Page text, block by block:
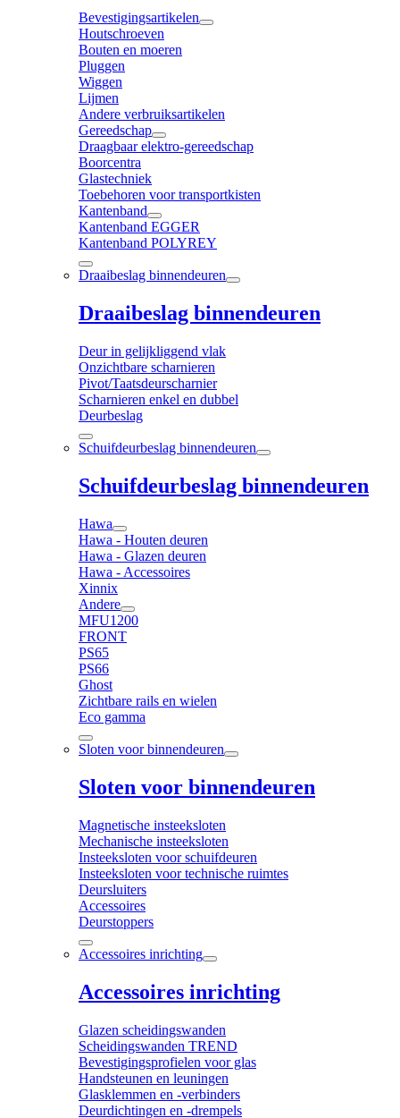
Bevestigingsartikelen
Houtschroeven
Bouten en moeren
Pluggen
Wiggen
Lijmen
Andere verbruiksartikelen
Gereedschap
Draagbaar elektro-gereedschap
Boorcentra
Glastechniek
Toebehoren voor transportkisten
Kantenband
Kantenband EGGER
Kantenband POLYREY
Draaibeslag binnendeuren
Draaibeslag binnendeuren
Deur in gelijkliggend vlak
Onzichtbare scharnieren
Pivot/Taatsdeurscharnier
Scharnieren enkel en dubbel
Deurbeslag
Schuifdeurbeslag binnendeuren
Schuifdeurbeslag binnendeuren
Hawa
Hawa - Houten deuren
Hawa - Glazen deuren
Hawa - Accessoires
Xinnix
Andere
MFU1200
FRONT
PS65
PS66
Ghost
Zichtbare rails en wielen
Eco gamma
Sloten voor binnendeuren
Sloten voor binnendeuren
Magnetische insteeksloten
Mechanische insteeksloten
Insteeksloten voor schuifdeuren
Insteeksloten voor technische ruimtes
Deursluiters
Accessoires
Deurstoppers
Accessoires inrichting
Accessoires inrichting
Glazen scheidingswanden
Scheidingswanden TREND
Bevestigingsprofielen voor glas
Handsteunen en leuningen
Glasklemmen en -verbinders
Deurdichtingen en -drempels